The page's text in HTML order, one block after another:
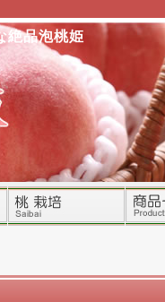
絶品泡桃姫